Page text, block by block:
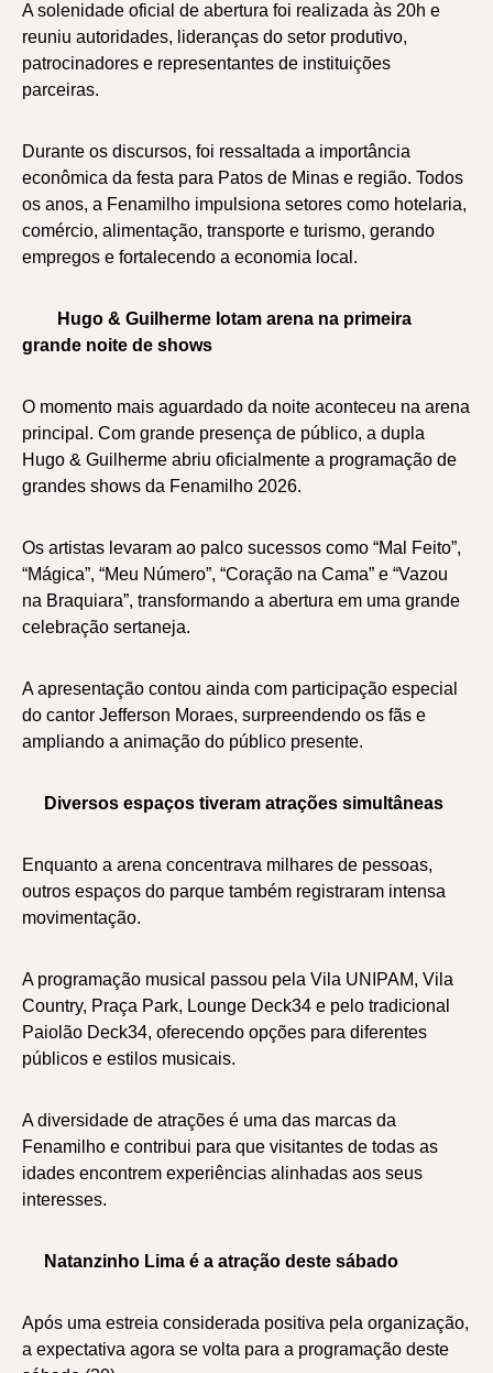
A solenidade oficial de abertura foi realizada às 20h e
reuniu autoridades, lideranças do setor produtivo,
patrocinadores e representantes de instituições
parceiras.
Durante os discursos, foi ressaltada a importância
econômica da festa para Patos de Minas e região. Todos
os anos, a Fenamilho impulsiona setores como hotelaria,
comércio, alimentação, transporte e turismo, gerando
empregos e fortalecendo a economia local.
Hugo & Guilherme lotam arena na primeira
grande noite de shows
O momento mais aguardado da noite aconteceu na arena
principal. Com grande presença de público, a dupla
Hugo & Guilherme abriu oficialmente a programação de
grandes shows da Fenamilho 2026.
Os artistas levaram ao palco sucessos como “Mal Feito”,
“Mágica”, “Meu Número”, “Coração na Cama” e “Vazou
na Braquiara”, transformando a abertura em uma grande
celebração sertaneja.
A apresentação contou ainda com participação especial
do cantor Jefferson Moraes, surpreendendo os fãs e
ampliando a animação do público presente.
Diversos espaços tiveram atrações simultâneas
Enquanto a arena concentrava milhares de pessoas,
outros espaços do parque também registraram intensa
movimentação.
A programação musical passou pela Vila UNIPAM, Vila
Country, Praça Park, Lounge Deck34 e pelo tradicional
Paiolão Deck34, oferecendo opções para diferentes
públicos e estilos musicais.
A diversidade de atrações é uma das marcas da
Fenamilho e contribui para que visitantes de todas as
idades encontrem experiências alinhadas aos seus
interesses.
Natanzinho Lima é a atração deste sábado
Após uma estreia considerada positiva pela organização,
a expectativa agora se volta para a programação deste